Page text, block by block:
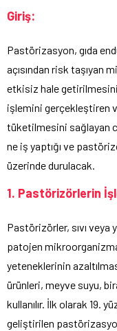
Giriş:
Pastörizasyon, gıda
açısından risk taşıyan
etkisiz hale
işlemini gerçekleştiren
tüketilmesini sağlayan
ne iş yaptığı ve
üzerinde durulacak.
1. Pastörizörlerin
Pastörizörler, sıvı veya
patojen
yeteneklerinin
ürünleri, meyve suyu,
kullanılır. İlk olarak 19.
geliştirilen